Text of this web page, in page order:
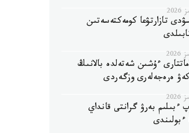
تازارتۋعا كومەكتەسەتىن
ءۇشىن شەتەلدە بالانىڭ
ەرەجەلەرى وزگەردى
ءبىلىم بەرۋ گرانتى قانداي
ءبولىندى